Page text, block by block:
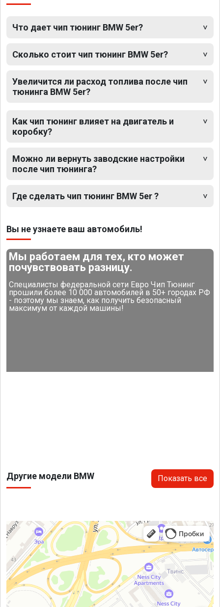
Что дает чип тюнинг BMW 5er?
Сколько стоит чип тюнинг BMW 5er?
Увеличится ли расход топлива после чип
тюнинга BMW 5er?
Как чип тюнинг влияет на двигатель и
коробку?
Можно ли вернуть заводские настройки
после чип тюнинга?
Где сделать чип тюнинг BMW 5er ?
Вы не узнаете ваш автомобиль!
Мы работаем для тех, кто может
почувствовать разницу.
Специалисты федеральной сети Евро Чип Тюнинг
прошили более 10 000 автомобилей в 50+ городах РФ
- поэтому мы знаем, как получить безопасный
максимум от каждой машины!
Другие модели BMW Показать все